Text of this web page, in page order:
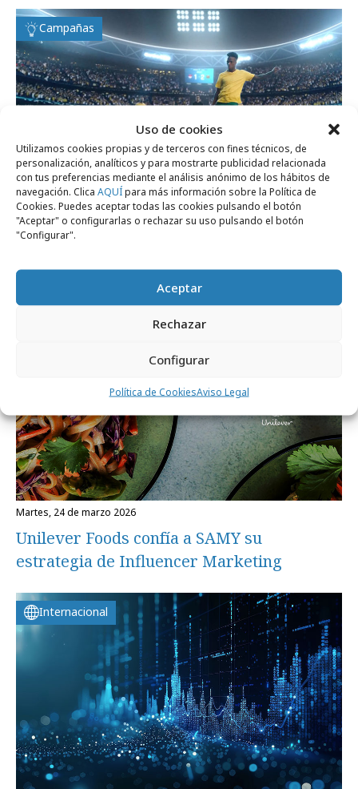
Uso de cookies
Utilizamos cookies propias y de terceros con fines técnicos, de
personalización, analíticos y para mostrarte publicidad relacionada
con tus preferencias mediante el análisis anónimo de los hábitos de
navegación. Clica AQUÍpara más información sobre la Política de
Cookies. Puedes aceptar todas las cookies pulsando el botón
"Aceptar" o configurarlas o rechazar su uso pulsando el botón
"Configurar".
Aceptar
Rechazar
Configurar
Política de CookiesAviso Legal
Campañas
miércoles, 22 de abril 2026
global de Rexona
martes, 24 de marzo 2026
Unilever Foods confía a SAMY su
estrategia de Influencer Marketing
Internacional